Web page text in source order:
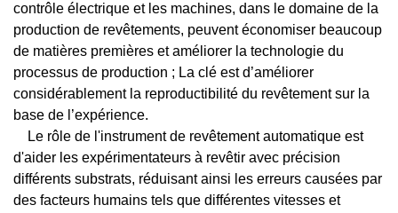
contrôle électrique et les machines, dans le domaine de la
production de revêtements, peuvent économiser beaucoup
de matières premières et améliorer la technologie du
processus de production ; La clé est d’améliorer
considérablement la reproductibilité du revêtement sur la
base de l’expérience.
Le rôle de l'instrument de revêtement automatique est
d'aider les expérimentateurs à revêtir avec précision
différents substrats, réduisant ainsi les erreurs causées par
des facteurs humains tels que différentes vitesses et